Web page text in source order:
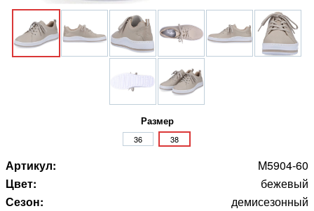
Размер
36 38
Артикул:
M5904-60
Цвет:
бежевый
Сезон:
демисезонный